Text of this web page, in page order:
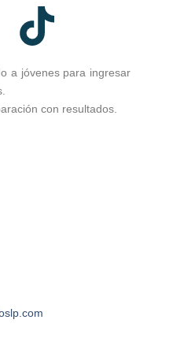
a jóvenes para ingresar
con resultados.
T
i
k